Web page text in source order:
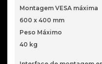
Bracket
Montagem VESA máxima
600 x 400 mm
Peso Máximo
40 kg